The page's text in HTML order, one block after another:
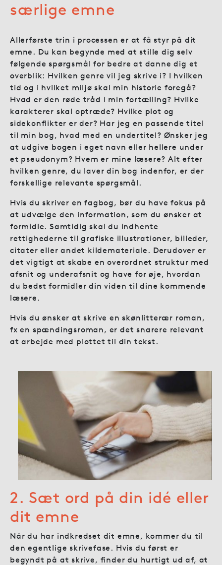
særlige emne
Allerførste trin i processen er at få styr på dit
emne. Du kan begynde med at stille dig selv
følgende spørgsmål for bedre at danne dig et
overblik: Hvilken genre vil jeg skrive i? I hvilken
tid og i hvilket miljø skal min historie foregå?
Hvad er den røde tråd i min fortælling? Hvilke
karakterer skal optræde? Hvilke plot og
sidekonflikter er der? Har jeg en passende titel
til min bog, hvad med en undertitel? Ønsker jeg
at udgive bogen i eget navn eller hellere under
et pseudonym? Hvem er mine læsere? Alt efter
hvilken genre, du laver din bog indenfor, er der
forskellige relevante spørgsmål.
Hvis du skriver en fagbog, bør du have fokus på
at udvælge den information, som du ønsker at
formidle. Samtidig skal du indhente
rettighederne til grafiske illustrationer, billeder,
citater eller andet kildemateriale. Derudover er
det vigtigt at skabe en overordnet struktur med
afsnit og underafsnit og have for øje, hvordan
du bedst formidler din viden til dine kommende
læsere.
Hvis du ønsker at skrive en skønlitterær roman,
fx en spændingsroman, er det snarere relevant
at arbejde med plottet til din tekst.
2. Sæt ord på din idé eller
dit emne
Når du har indkredset dit emne, kommer du til
den egentlige skrivefase. Hvis du først er
begyndt på at skrive, finder du hurtigt ud af, at